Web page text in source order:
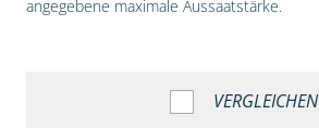
angegebene maximale Aussaatstärke.
VERGLEICHEN